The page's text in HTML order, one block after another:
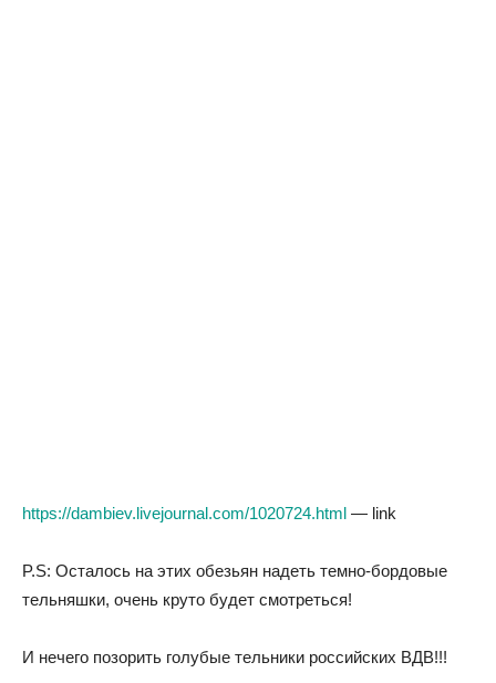
https://dambiev.livejournal.com/1020724.html — link
P.S: Осталось на этих обезьян надеть темно-бордовые
тельняшки, очень круто будет смотреться!
И нечего позорить голубые тельники российских ВДВ!!!